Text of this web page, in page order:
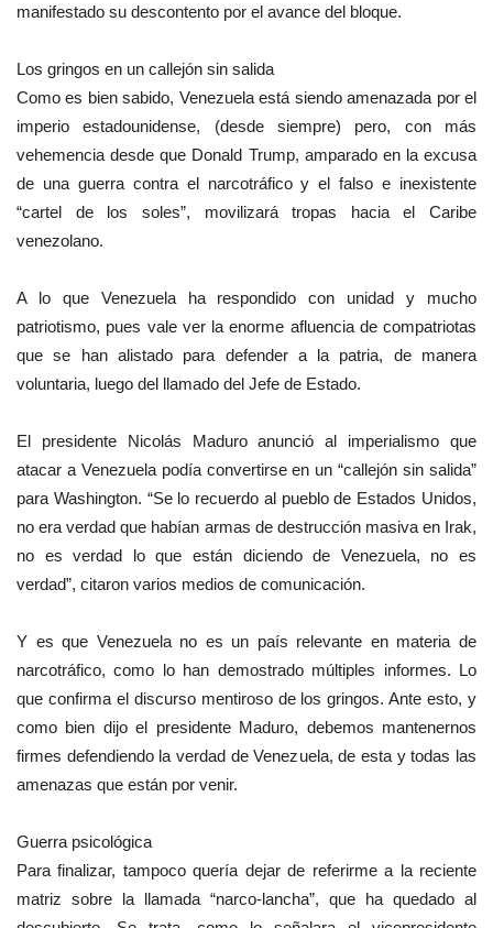
manifestado su descontento por el avance del bloque.
Los gringos en un callejón sin salida
Como es bien sabido, Venezuela está siendo amenazada por el
imperio estadounidense, (desde siempre) pero, con más
vehemencia desde que Donald Trump, amparado en la excusa
de una guerra contra el narcotráfico y el falso e inexistente
“cartel de los soles”, movilizará tropas hacia el Caribe
venezolano.
A lo que Venezuela ha respondido con unidad y mucho
patriotismo, pues vale ver la enorme afluencia de compatriotas
que se han alistado para defender a la patria, de manera
voluntaria, luego del llamado del Jefe de Estado.
El presidente Nicolás Maduro anunció al imperialismo que
atacar a Venezuela podía convertirse en un “callejón sin salida”
para Washington. “Se lo recuerdo al pueblo de Estados Unidos,
no era verdad que habían armas de destrucción masiva en Irak,
no es verdad lo que están diciendo de Venezuela, no es
verdad”, citaron varios medios de comunicación.
Y es que Venezuela no es un país relevante en materia de
narcotráfico, como lo han demostrado múltiples informes. Lo
que confirma el discurso mentiroso de los gringos. Ante esto, y
como bien dijo el presidente Maduro, debemos mantenernos
firmes defendiendo la verdad de Venezuela, de esta y todas las
amenazas que están por venir.
Guerra psicológica
Para finalizar, tampoco quería dejar de referirme a la reciente
matriz sobre la llamada “narco-lancha”, que ha quedado al